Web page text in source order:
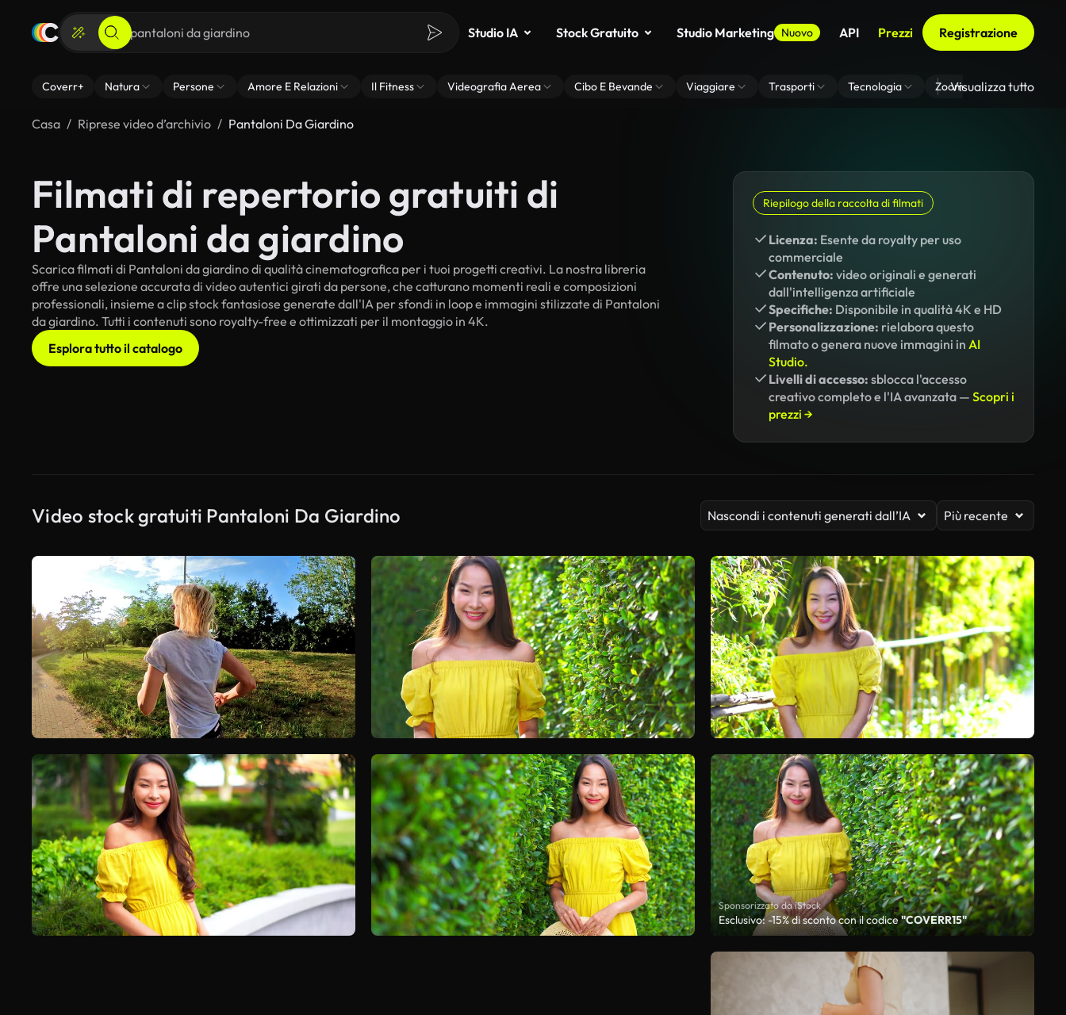
Studio IA Stock Gratuito Studio Marketing Nuovo API Prezzi Registrazione
Coverr+ Natura Persone Amore E Relazioni Il Fitness Videografia Aerea Cibo E Bevande Viaggiare Trasporti Tecnologia Zoom Di Sfondo Virtuale
Visualizza tutto
Casa Riprese video d’archivio Pantaloni Da Giardino
Filmati di repertorio gratuiti di
Pantaloni da giardino
Scarica filmati di Pantaloni da giardino di qualità cinematografica per i tuoi progetti creativi. La nostra libreria
offre una selezione accurata di video autentici girati da persone, che catturano momenti reali e composizioni
professionali, insieme a clip stock fantasiose generate dall'IA per sfondi in loop e immagini stilizzate di Pantaloni
da giardino. Tutti i contenuti sono royalty-free e ottimizzati per il montaggio in 4K.
Esplora tutto il catalogo
Riepilogo della raccolta di filmati
Licenza: Esente da royalty per uso
commerciale
Contenuto: video originali e generati
dall'intelligenza artificiale
Specifiche: Disponibile in qualità 4K e HD
Personalizzazione: rielabora questo
filmato o genera nuove immagini in AI
Studio.
Livelli di accesso: sblocca l'accesso
creativo completo e l'IA avanzata — Scopri i
prezzi →
Video stock gratuiti Pantaloni Da Giardino Nascondi i contenuti generati dall’IA Più recente
Sponsorizzato da iStock
Esclusivo: -15% di sconto con il codice"COVERR15"